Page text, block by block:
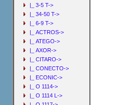
|_ 3-5 T->
|_ 34-50 T->
|_ 6-9 T->
|_ ACTROS->
|_ ATEGO->
|_ AXOR->
|_ CITARO->
|_ CONECTO->
|_ ECONIC->
|_ O 1114->
|_ O 1114 L->